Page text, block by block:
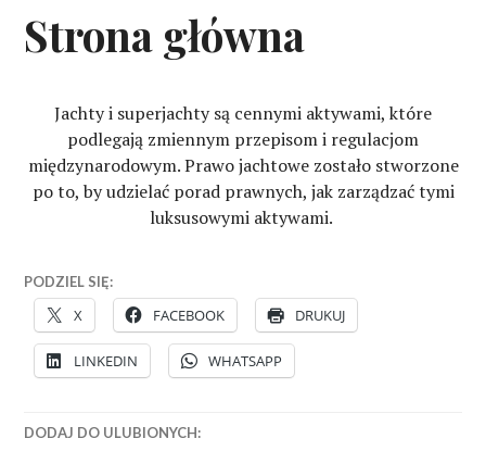
Strona główna
Jachty i superjachty są cennymi aktywami, które
podlegają zmiennym przepisom i regulacjom
międzynarodowym. Prawo jachtowe zostało stworzone
po to, by udzielać porad prawnych, jak zarządzać tymi
luksusowymi aktywami.
PODZIEL SIĘ:
X FACEBOOK DRUKUJ
LINKEDIN WHATSAPP
DODAJ DO ULUBIONYCH: